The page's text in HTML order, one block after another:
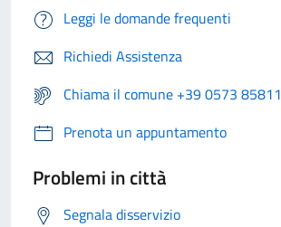
Leggi le domande frequenti
Richiedi Assistenza
Chiama il comune +39 0573 85811
Prenota un appuntamento
Problemi in città
Segnala disservizio